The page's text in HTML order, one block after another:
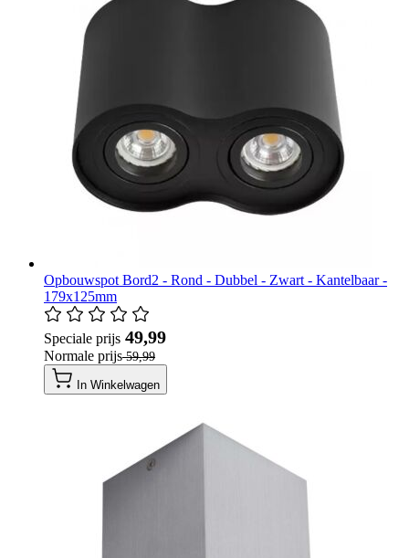
Opbouwspot Bord2 - Rond - Dubbel - Zwart - Kantelbaar -
179x125mm
Speciale prijs ​ 49,99
Normale prijs​ 59,99
In Winkelwagen